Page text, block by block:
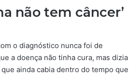
não tem câncer’
o diagnóstico nunca foi de
a doença não tinha cura, mas dizia
ainda cabia dentro do tempo que